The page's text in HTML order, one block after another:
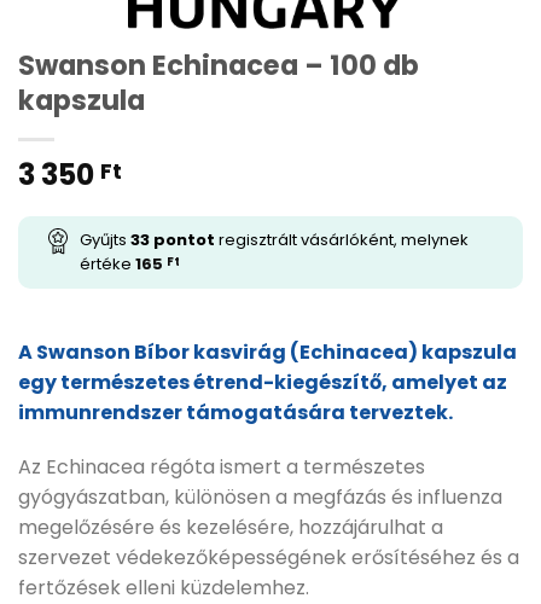
Swanson Echinacea – 100 db
kapszula
3 350 Ft
Gyűjts 33 pontot regisztrált vásárlóként, melynek
értéke 165 Ft
A Swanson Bíbor kasvirág (Echinacea) kapszula
egy természetes étrend-kiegészítő, amelyet az
immunrendszer támogatására terveztek.
Az Echinacea régóta ismert a természetes
gyógyászatban, különösen a megfázás és influenza
megelőzésére és kezelésére, hozzájárulhat a
szervezet védekezőképességének erősítéséhez és a
fertőzések elleni küzdelemhez.